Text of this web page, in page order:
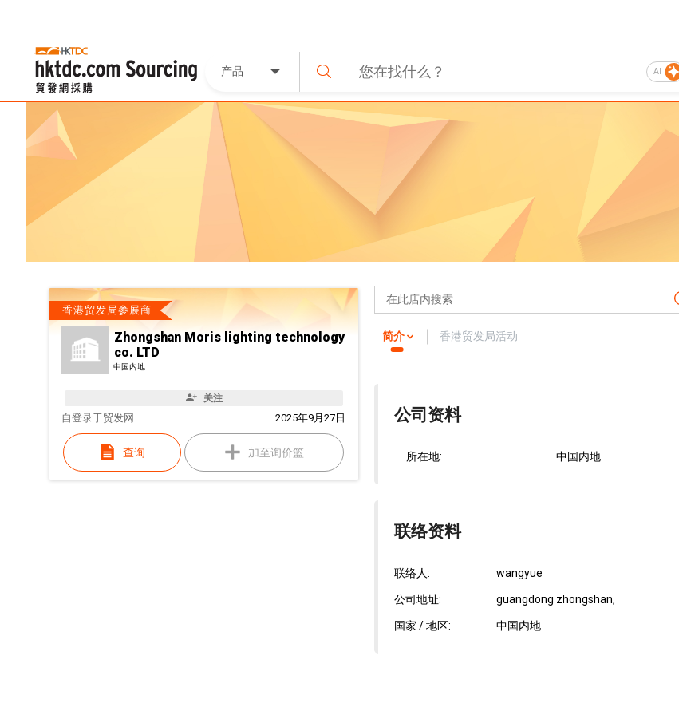
产品 AI
香港贸发局参展商
Zhongshan Moris lighting technology
co. LTD
中国内地
关注
自 2025年9月27日
登录于贸发网
查询 加至询价篮
简介 香港贸发局活动
公司资料
所在地: 中国内地
联络资料
联络人: wangyue
公司地址: guangdong zhongshan,
国家 / 地区: 中国内地